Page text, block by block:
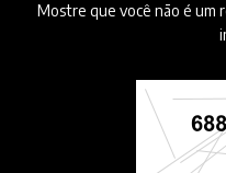
Mostre que você não é um